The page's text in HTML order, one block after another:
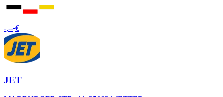
-,---€
JET